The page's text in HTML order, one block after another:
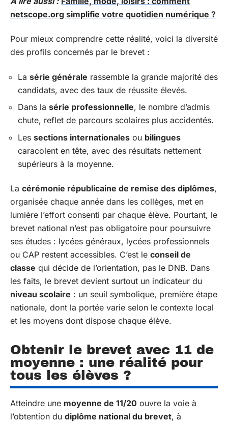
netscope.org simplifie votre quotidien numérique ?
Pour mieux comprendre cette réalité, voici la diversité
des profils concernés par le brevet :
La série générale rassemble la grande majorité des
candidats, avec des taux de réussite élevés.
Dans la série professionnelle, le nombre d’admis
chute, reflet de parcours scolaires plus accidentés.
Les sections internationales ou bilingues
caracolent en tête, avec des résultats nettement
supérieurs à la moyenne.
La cérémonie républicaine de remise des diplômes,
organisée chaque année dans les collèges, met en
lumière l’effort consenti par chaque élève. Pourtant, le
brevet national n’est pas obligatoire pour poursuivre
ses études : lycées généraux, lycées professionnels
ou CAP restent accessibles. C’est le conseil de
classe qui décide de l’orientation, pas le DNB. Dans
les faits, le brevet devient surtout un indicateur du
niveau scolaire : un seuil symbolique, première étape
nationale, dont la portée varie selon le contexte local
et les moyens dont dispose chaque élève.
Obtenir le brevet avec 11 de
moyenne : une réalité pour
tous les élèves ?
Atteindre une moyenne de 11/20 ouvre la voie à
l’obtention du diplôme national du brevet, à